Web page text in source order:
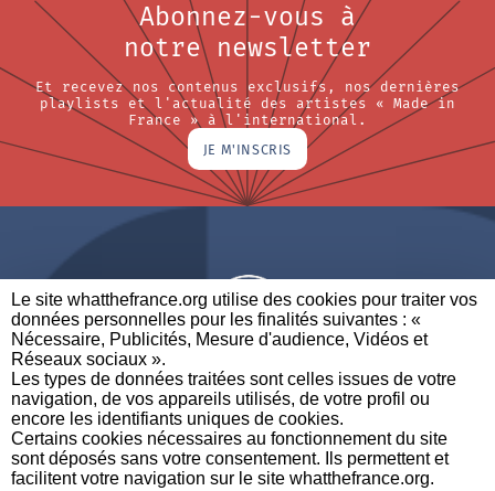
Le site whatthefrance.org utilise des cookies pour traiter vos
données personnelles pour les finalités suivantes : «
Nécessaire, Publicités, Mesure d'audience, Vidéos et
Réseaux sociaux ». ​
Les types de données traitées sont celles issues de votre
navigation, de vos appareils utilisés, de votre profil ou
encore les identifiants uniques de cookies. ​
Certains cookies nécessaires au fonctionnement du site
sont déposés sans votre consentement. Ils permettent et
facilitent votre navigation sur le site whatthefrance.org. ​
Abonnez-vous à
notre newsletter
Et recevez nos contenus exclusifs, nos dernières
playlists et l'actualité des artistes « Made in
France » à l'international.
JE M'INSCRIS
A BRAND OF
PARTENAIRES CONTACTEZ-NOUS MENTIONS LÉGALES